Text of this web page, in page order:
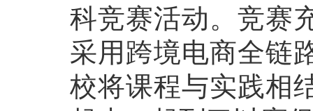
科竞赛活动。竞赛
采用跨境电商全链
校将课程与实践相